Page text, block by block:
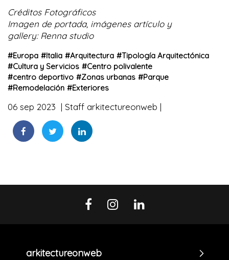
Créditos Fotográficos
Imagen de portada, imágenes artículo y
gallery: Renna studio
#Europa #Italia #Arquitectura #Tipología Arquitectónica
#Cultura y Servicios #Centro polivalente
#centro deportivo #Zonas urbanas #Parque
#Remodelación #Exteriores
06 sep 2023 Staff arkitectureonweb
arkitectureonweb